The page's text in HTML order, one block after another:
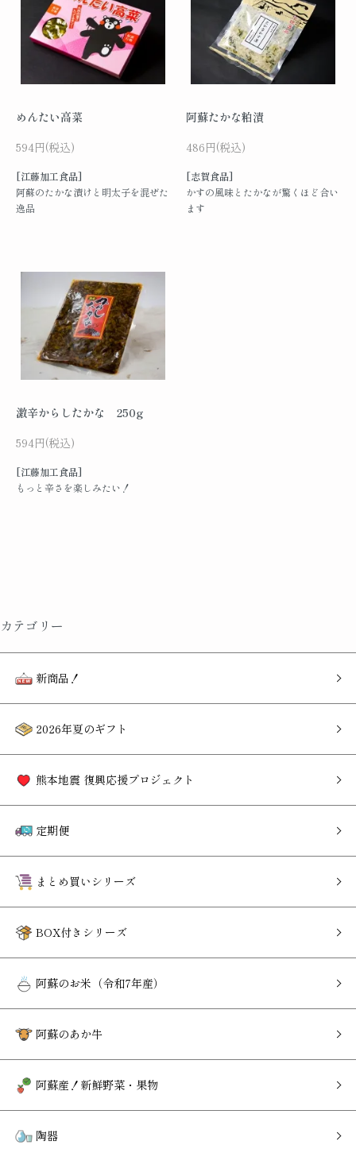
めんたい高菜
594円(税込)
[江藤加工食品]
阿蘇のたかな漬けと明太子を混ぜた
逸品
阿蘇たかな粕漬
486円(税込)
[志賀食品]
かすの風味とたかなが驚くほど合い
ます
激辛からしたかな 250g
594円(税込)
[江藤加工食品]
もっと辛さを楽しみたい！
カテゴリー
新商品！
2026年夏のギフト
熊本地震 復興応援プロジェクト
定期便
まとめ買いシリーズ
BOX付きシリーズ
阿蘇のお米（令和7年産）
阿蘇のあか牛
阿蘇産！新鮮野菜・果物
陶器